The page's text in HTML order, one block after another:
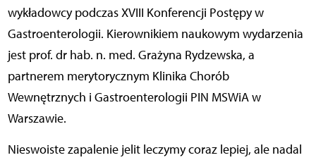
wykładowcy podczas XVIII Konferencji Postępy w
Gastroenterologii. Kierownikiem naukowym wydarzenia
jest prof. dr hab. n. med. Grażyna Rydzewska, a
partnerem merytorycznym Klinika Chorób
Wewnętrznych i Gastroenterologii PIN MSWiA w
Warszawie.
Nieswoiste zapalenie jelit leczymy coraz lepiej, ale nadal